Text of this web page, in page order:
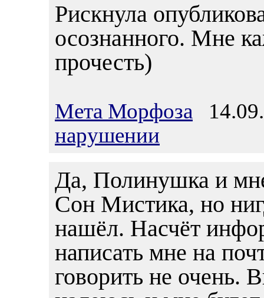
Рискнула
осознанного. Мне
прочесть)
Мета Морфоза
нарушении
Да, Полинушка и
Сон Мистика, но
нашёл. Насчёт
написать мне на
говорить не очень.